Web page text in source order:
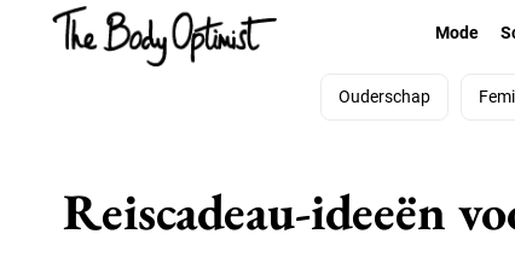
Mode
Ouderschap
Reiscadeau-ideeën